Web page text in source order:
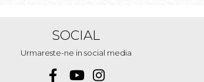
SOCIAL
Urmareste-ne in social media